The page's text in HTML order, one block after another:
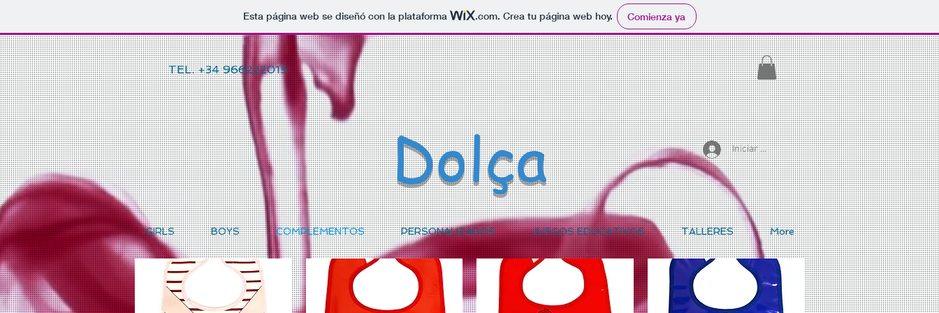
Esta página web se diseñó con la plataforma .com. Crea tu página web hoy. Comienza ya
TEL. +34 966222015
Dolça Iniciar sesión
GIRLS BOYS COMPLEMENTOS PERSONALIZADOS JUEGOS EDUCATIVOS TALLERES More